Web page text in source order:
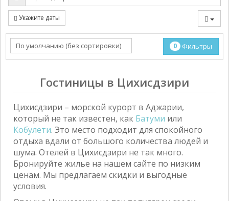
Укажите даты
0 Фильтры
Гостиницы в Цихисдзири
Цихисдзири – морской курорт в Аджарии,
который не так известен, как Батуми или
Кобулети. Это место подходит для спокойного
отдыха вдали от большого количества людей и
шума. Отелей в Цихисдзири не так много.
Бронируйте жилье на нашем сайте по низким
ценам. Мы предлагаем скидки и выгодные
условия.